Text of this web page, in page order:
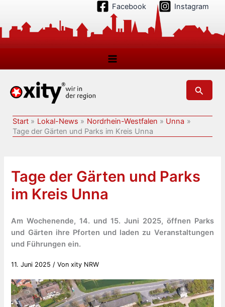
springen
Facebook Instagram
Suchen
Start Lokal-News Nordrhein-Westfalen
Unna
Tage der Gärten und Parks im Kreis Unna
Tage der Gärten und Parks
im Kreis Unna
Am Wochenende, 14. und 15. Juni 2025, öffnen Parks
und Gärten ihre Pforten und laden zu Veranstaltungen
und Führungen ein.
11. Juni 2025 / Vonxity NRW